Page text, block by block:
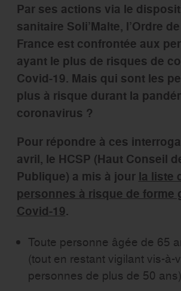
Par ses actions via le
sanitaire Soli’Malte, l’Ordre
France est confrontée aux
ayant le plus de risques de
Covid-19. Mais qui sont les
plus à risque durant la
coronavirus ?
Pour répondre à ces
avril, le HCSP (Haut Conseil
Publique) a mis à jour la liste
personnes à risque de forme
Covid-19.
Toute personne âgée de 65
(tout en restant vigilant vis-à-
personnes de plus de 50